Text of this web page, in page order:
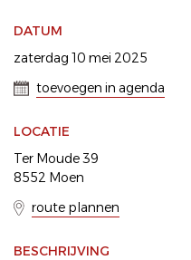
DATUM
zaterdag 10 mei 2025
toevoegen in agenda
LOCATIE
Ter Moude 39
8552 Moen
route plannen
BESCHRIJVING